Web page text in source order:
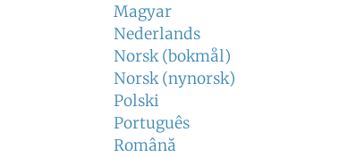
Magyar
Nederlands
Norsk (bokmål)
Norsk (nynorsk)
Polski
Português
Română